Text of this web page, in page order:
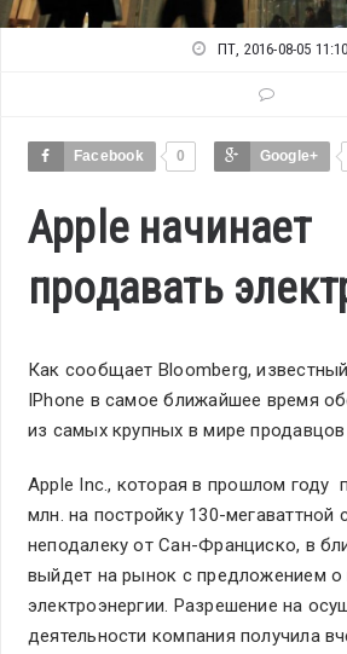
ПТ, 2016-08-05 11:10
Facebook 0 Google+
Apple начинает
продавать
Как сообщает Bloomberg,
IPhone в самое ближайшее время
из самых крупных в мире продавцов
Apple Inc., которая в прошлом году
млн. на постройку 130-
неподалеку от Сан-Франциско, в
выйдет на рынок с предложением
электроэнергии. Разрешение на
деятельности компания получила